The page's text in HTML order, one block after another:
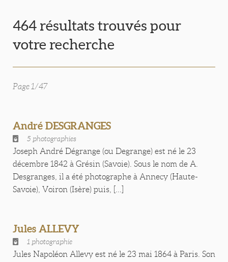
464 résultats trouvés pour
votre recherche
Page 1/47
André DESGRANGES
5 photographies
Joseph André Dégrange (ou Degrange) est né le 23
décembre 1842 à Grésin (Savoie). Sous le nom de A.
Desgranges, il a été photographe à Annecy (Haute-
Savoie), Voiron (Isère) puis, [...]
Jules ALLEVY
1 photographie
Jules Napoléon Allevy est né le 23 mai 1864 à Paris. Son